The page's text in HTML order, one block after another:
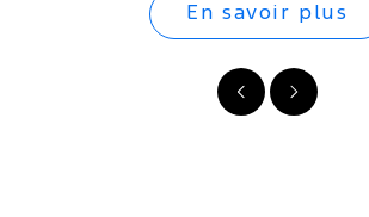
Suivant
Précédent
En savoir plus